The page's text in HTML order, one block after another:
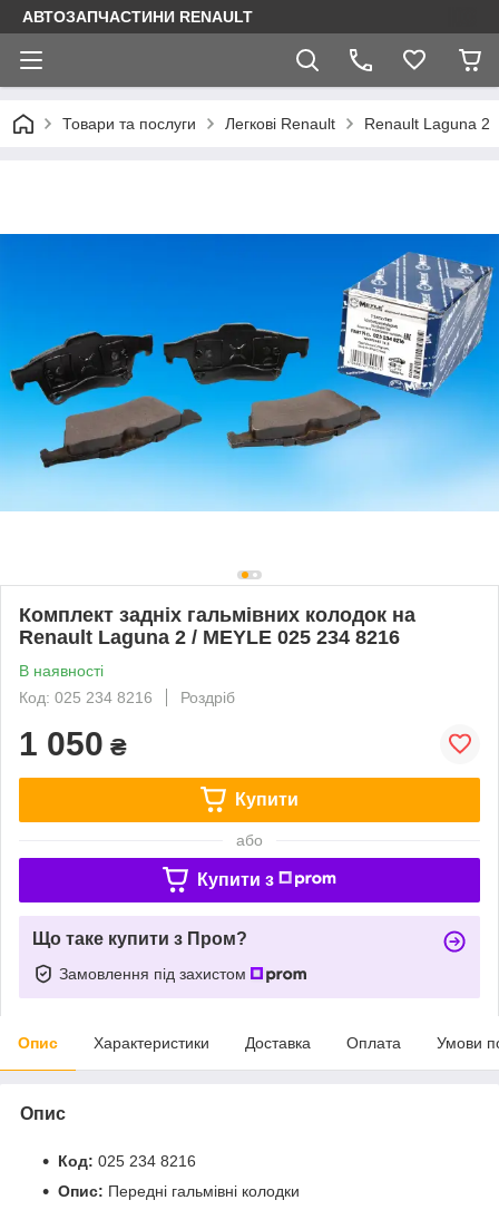
АВТОЗАПЧАСТИНИ RENAULT
Товари та послуги Легкові Renault Renault Laguna 2
Комплект задніх гальмівних колодок на
Renault Laguna 2 / MEYLE 025 234 8216
В наявності
Код: 025 234 8216
Роздріб
1 050 ₴
Купити
або
Купити з
Що таке купити з Пром?
Замовлення під захистом
Опис Характеристики Доставка Оплата Умови
Опис
Код: 025 234 8216
Опис: Передні гальмівні колодки